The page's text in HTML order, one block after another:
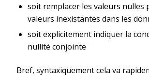
soit remplacer les valeurs nulles
valeurs inexistantes dans les
soit explicitement indiquer la
nullité conjointe
Bref, syntaxiquement cela va